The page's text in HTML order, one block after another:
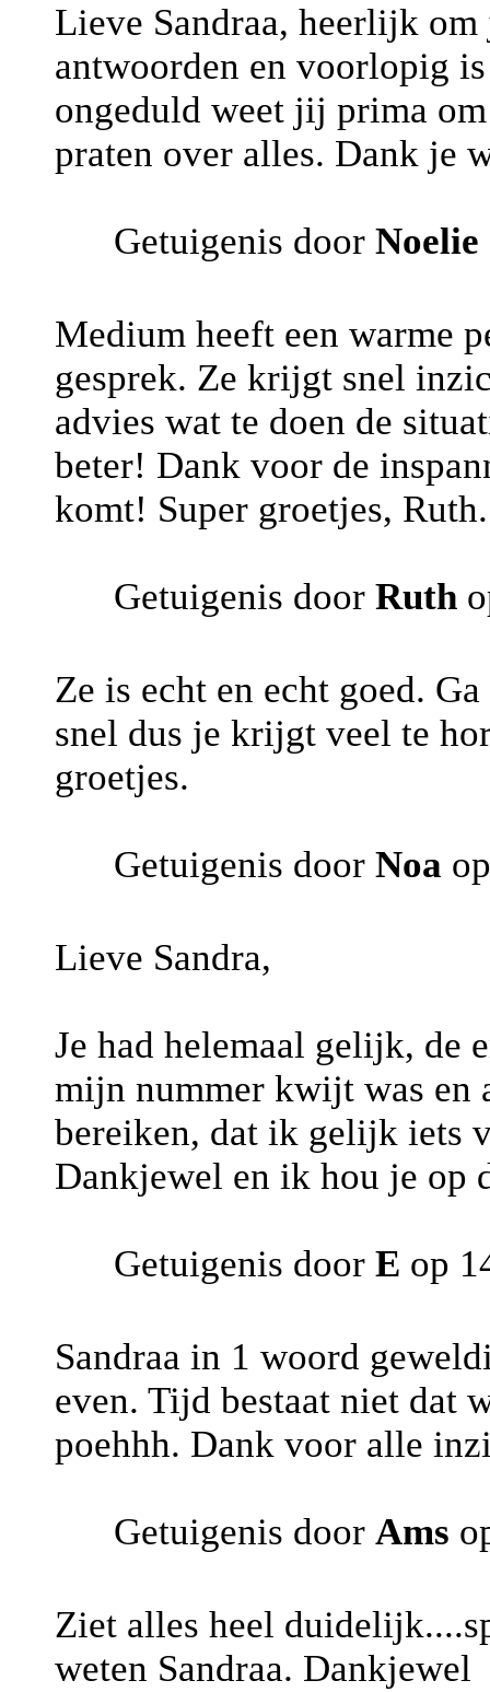
Lieve Sandraa, heerlijk
antwoorden en voorlopig
ongeduld weet jij prima
praten over alles. Dank je
Getuigenis door Noelie
Medium heeft een warme
gesprek. Ze krijgt snel
advies wat te doen de
beter! Dank voor de
komt! Super groetjes, Ruth.
Getuigenis door Ruth
Ze is echt en echt goed.
snel dus je krijgt veel te
groetjes.
Getuigenis door Noa
Lieve Sandra,
Je had helemaal gelijk, de
mijn nummer kwijt was en
bereiken, dat ik gelijk iets
Dankjewel en ik hou je op
Getuigenis door E op
Sandraa in 1 woord
even. Tijd bestaat niet dat
poehhh. Dank voor alle
Getuigenis door Ams
Ziet alles heel
weten Sandraa. Dankjewel